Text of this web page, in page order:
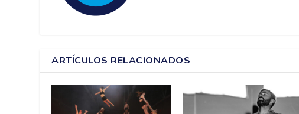
ARTÍCULOS RELACIONADOS